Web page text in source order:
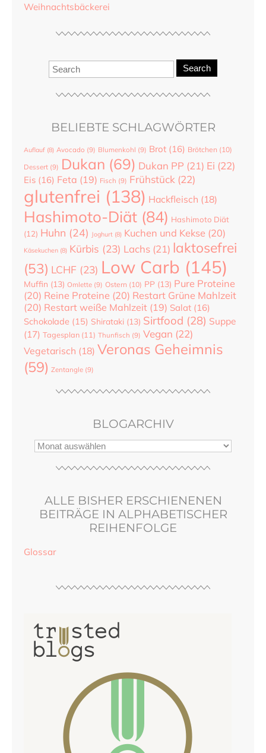
Weihnachtsbäckerei
Search
BELIEBTE SCHLAGWÖRTER
Auflauf (8) Avocado (9) Blumenkohl (9) Brot (16) Brötchen (10)
Dessert (9) Dukan (69) Dukan PP (21) Ei (22)
Eis (16) Feta (19) Fisch (9) Frühstück (22)
glutenfrei (138) Hackfleisch (18)
Hashimoto-Diät (84) Hashimoto Diät
(12) Huhn (24) Joghurt (8) Kuchen und Kekse (20)
Käsekuchen (8) Kürbis (23) Lachs (21) laktosefrei
(53) LCHF (23) Low Carb (145)
Muffin (13) Omlette (9) Ostern (10) PP (13) Pure Proteine
(20) Reine Proteine (20) Restart Grüne Mahlzeit
(20) Restart weiße Mahlzeit (19) Salat (16)
Schokolade (15) Shirataki (13) Sirtfood (28) Suppe
(17) Tagesplan (11) Thunfisch (9) Vegan (22)
Vegetarisch (18) Veronas Geheimnis
(59) Zentangle (9)
BLOGARCHIV
ALLE BISHER ERSCHIENENEN
BEITRÄGE IN ALPHABETISCHER
REIHENFOLGE
Glossar